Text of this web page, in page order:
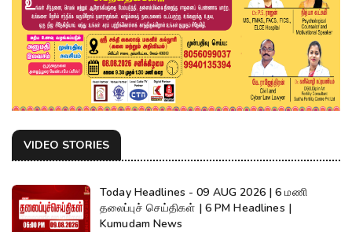
VIDEO STORIES
Today Headlines - 09 AUG 2026 | 6 மணி
தலைப்புச் செய்திகள் | 6 PM Headlines |
Kumudam News